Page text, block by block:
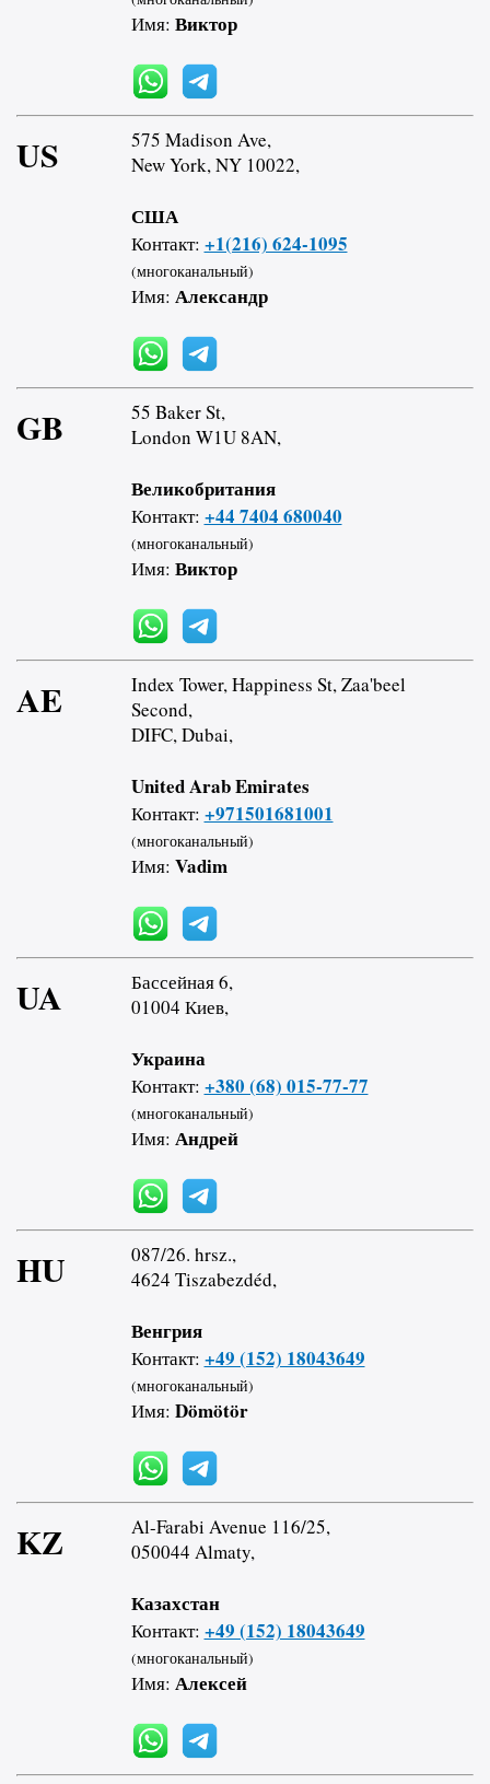
Имя: Виктор
US
575 Madison Ave,
New York, NY 10022,
США
Контакт: +1(216) 624-1095
(многоканальный)
Имя: Александр
GB
55 Baker St,
London W1U 8AN,
Великобритания
Контакт: +44 7404 680040
(многоканальный)
Имя: Виктор
AE
Index Tower, Happiness St, Zaa'beel
Second,
DIFC, Dubai,
United Arab Emirates
Контакт: +971501681001
(многоканальный)
Имя: Vadim
UA
Бассейная 6,
01004 Киев,
Украина
Контакт: +380 (68) 015-77-77
(многоканальный)
Имя: Андрей
HU
087/26. hrsz.,
4624 Tiszabezdéd,
Венгрия
Контакт: +49 (152) 18043649
(многоканальный)
Имя: Dömötör
KZ
Al-Farabi Avenue 116/25,
050044 Almaty,
Казахстан
Контакт: +49 (152) 18043649
(многоканальный)
Имя: Алексей